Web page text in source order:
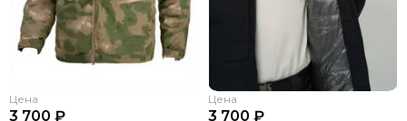
Цена
3 700 ₽
Цена
3 700 ₽